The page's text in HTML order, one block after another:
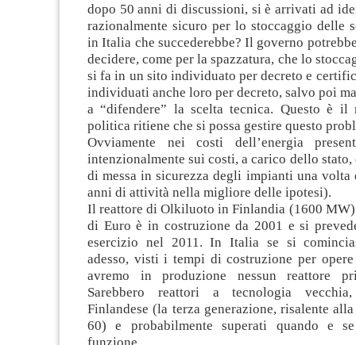
dopo 50 anni di discussioni, si è arrivati ad
razionalmente sicuro per lo stoccaggio delle
in Italia che succederebbe? Il governo
decidere, come per la spazzatura, che lo
si fa in un sito individuato per decreto e
individuati anche loro per decreto, salvo poi
a “difendere” la scelta tecnica. Questo è
politica ritiene che si possa gestire questo
Ovviamente nei costi dell’energia
intenzionalmente sui costi, a carico dello
di messa in sicurezza degli impianti una volta
anni di attività nella migliore delle ipotesi).
Il reattore di Olkiluoto in Finlandia (1600
di Euro è in costruzione da 2001 e si
esercizio nel 2011. In Italia se si
adesso, visti i tempi di costruzione per
avremo in produzione nessun reattore
Sarebbero reattori a tecnologia
Finlandese (la terza generazione, risalente
60) e probabilmente superati quando e